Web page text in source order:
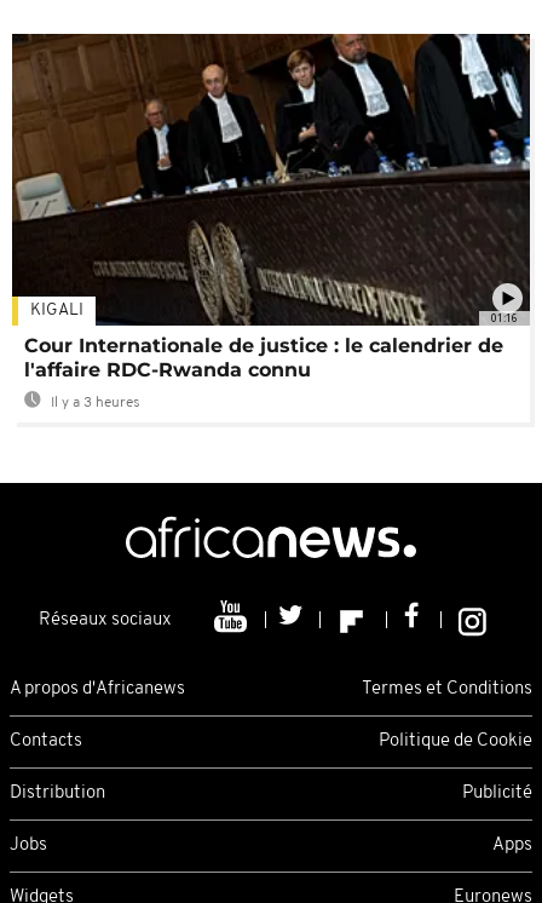
01:16
KIGALI
Cour Internationale de justice : le calendrier de
l'affaire RDC-Rwanda connu
Il y a 3 heures
Réseaux sociaux
A propos d'Africanews Termes et Conditions
Contacts Politique de Cookie
Distribution Publicité
Jobs Apps
Widgets Euronews